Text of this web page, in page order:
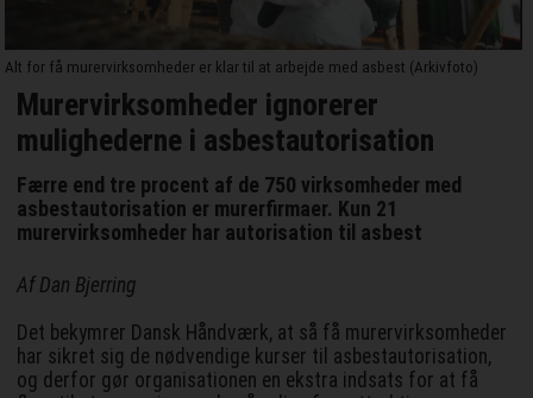
Alt for få murervirksomheder er klar til at arbejde med asbest (Arkivfoto)
Murervirksomheder ignorerer
mulighederne i asbestautorisation
Færre end tre procent af de 750 virksomheder med
asbestautorisation er murerfirmaer. Kun 21
murervirksomheder har autorisation til asbest
Af Dan Bjerring
Det bekymrer Dansk Håndværk, at så få murervirksomheder
har sikret sig de nødvendige kurser til asbestautorisation,
og derfor gør organisationen en ekstra indsats for at få